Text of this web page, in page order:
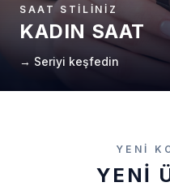
SAAT STILINIZ
KADIN SAAT
→ Seriyi keşfedin
YENI
YENI